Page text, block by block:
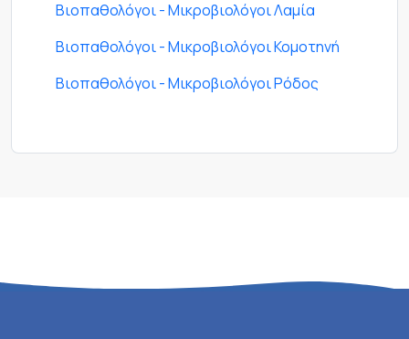
Βιοπαθολόγοι - Μικροβιολόγοι Λαμία
Βιοπαθολόγοι - Μικροβιολόγοι Κομοτηνή
Βιοπαθολόγοι - Μικροβιολόγοι Ρόδος